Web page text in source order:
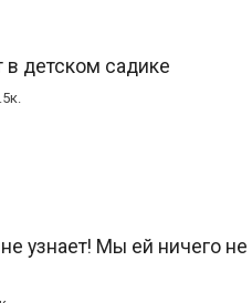
в детском садике
узнает! Мы ей ничего не